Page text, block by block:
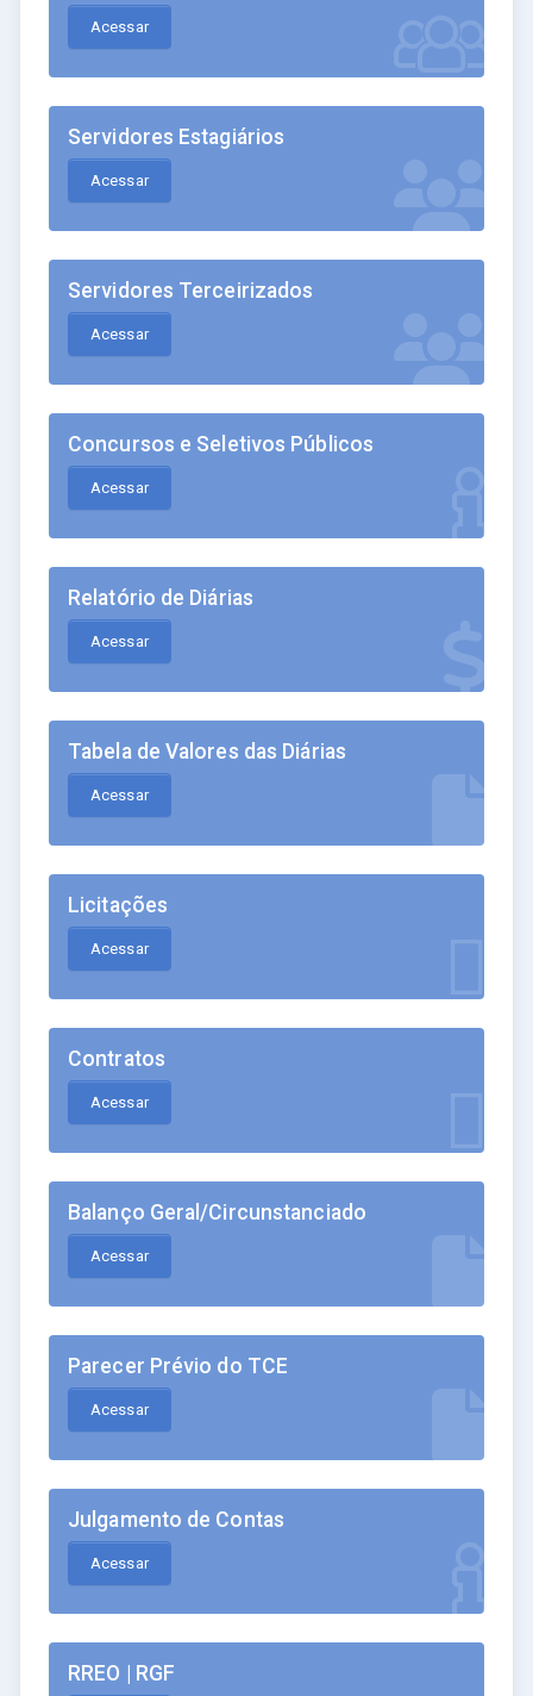
Acessar
Servidores Estagiários
Acessar
Servidores Terceirizados
Acessar
Concursos e Seletivos Públicos
Acessar
Relatório de Diárias
Acessar
Tabela de Valores das Diárias
Acessar
Licitações
Acessar
Contratos
Acessar
Balanço Geral/Circunstanciado
Acessar
Parecer Prévio do TCE
Acessar
Julgamento de Contas
Acessar
RREO | RGF